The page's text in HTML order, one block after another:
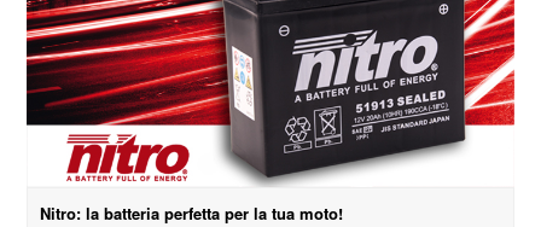
Nitro: la batteria perfetta per la tua moto!